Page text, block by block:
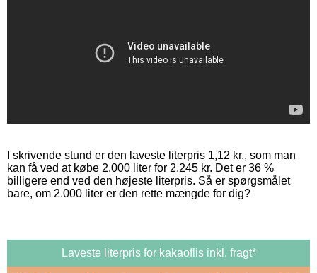
I skrivende stund er den laveste literpris 1,12 kr., som man
kan få ved at købe 2.000 liter for 2.245 kr. Det er 36 %
billigere end ved den højeste literpris. Så er spørgsmålet
bare, om 2.000 liter er den rette mængde for dig?
Laveste literpris for kakaoflis inkl. fragt*